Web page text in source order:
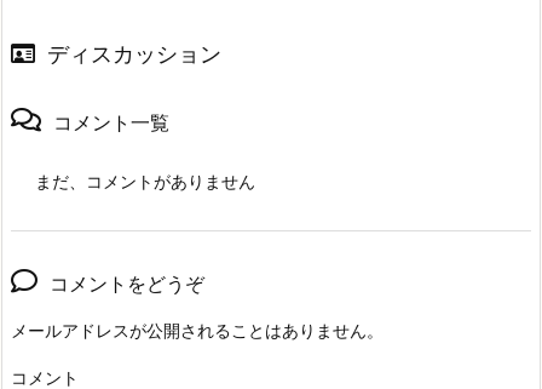
ディスカッション
コメント一覧
まだ、コメントがありません
コメントをどうぞ
メールアドレスが公開されることはありません。
コメント